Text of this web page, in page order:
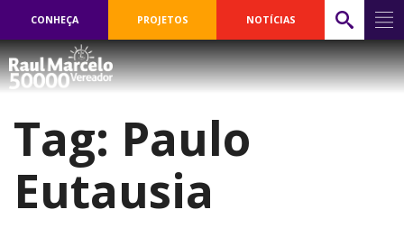
CONHEÇA PROJETOS NOTÍCIAS
Tag: Paulo
Eutausia